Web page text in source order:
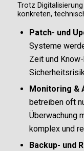
Trotz
konkreten,
Patch- und
Systeme
Zeit und
Monitoring &
betreiben oft
Überwachung
komplex und
Backup- und